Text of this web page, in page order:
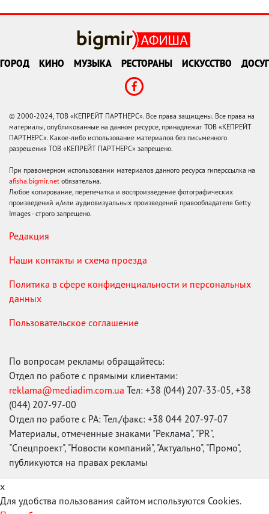
ГОРОД КИНО МУЗЫКА РЕСТОРАНЫ ИСКУССТВО ДОСУГ
© 2000-2024, ТОВ «КЕПРЕЙТ ПАРТНЕРС». Все права защищены. Все права на
материалы, опубликованные на данном ресурсе, принадлежат ТОВ «КЕПРЕЙТ
ПАРТНЕРС». Какое-либо использование материалов без письменного
разрешения ТОВ «КЕПРЕЙТ ПАРТНЕРС» запрещено.
При правомерном использовании материалов данного ресурса гиперссылка на
afisha.bigmir.net обязательна.
Любое копирование, перепечатка и воспроизведение фотографических
произведений и/или аудиовизуальных произведений правообладателя Getty
Images - строго запрещено.
Редакция
Наши контакты и схема проезда
Политика в сфере конфиденциальности и персональных
данных
Пользовательское соглашение
По вопросам рекламы обращайтесь:
Отдел по работе с прямыми клиентами:
reklama@mediadim.com.ua Тел: +38 (044) 207-33-05, +38
(044) 207-97-00
Отдел по работе с РА: Тел./факс: +38 044 207-97-07
Материалы, отмеченные знаками "Реклама", "PR",
"Спецпроект", "Новости компаний", "Актуально", "Промо",
публикуются на правах рекламы
x
Для удобства пользования сайтом используются Cookies.